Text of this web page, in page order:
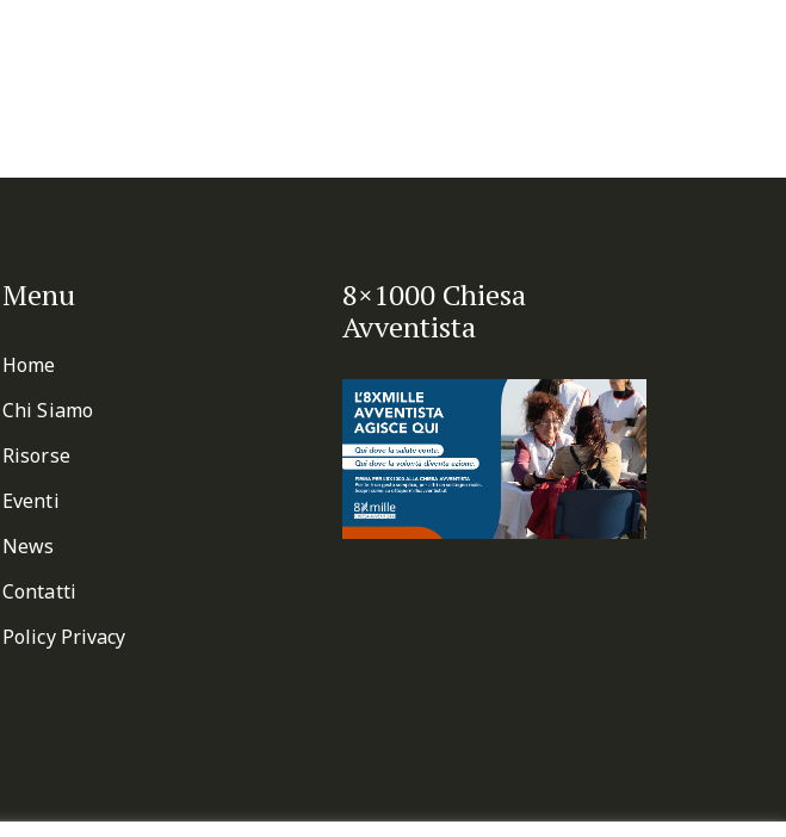
Menu
Home
Chi Siamo
Risorse
Eventi
News
Contatti
Policy Privacy
8×1000 Chiesa
Avventista